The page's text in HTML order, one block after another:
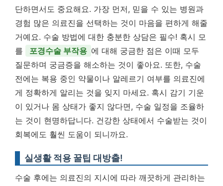
단하면서도 중요해요. 가장 먼저, 믿을 수 있는 병원과
경험 많은 의료진을 선택하는 것이 마음을 편하게 해줄
거예요. 수술 방법에 대한 충분한 상담은 필수! 혹시 모
를
포경수술 부작용 에 대해 궁금한 점은 이때 모두
질문하며 궁금증을 해소하는 것이 좋아요. 또한, 수술
전에는 복용 중인 약물이나 알레르기 여부를 의료진에
게 정확하게 알리는 것을 잊지 마세요. 혹시 감기 기운
이 있거나 몸 상태가 좋지 않다면, 수술 일정을 조율하
는 것이 현명하답니다. 건강한 상태에서 수술받는 것이
회복에도 훨씬 도움이 되니까요.
실생활 적용 꿀팁 대방출!
수술 후에는 의료진의 지시에 따라 깨끗하게 관리하는